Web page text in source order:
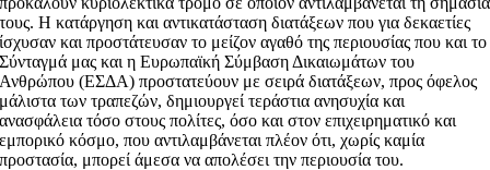
τους. Η κατάργηση και αντικατάσταση διατάξεων που για δεκαετίες
ίσχυσαν και προστάτευσαν το μείζον αγαθό της περιουσίας που και το
Σύνταγμά μας και η Ευρωπαϊκή Σύμβαση Δικαιωμάτων του
Ανθρώπου (ΕΣΔΑ) προστατεύουν με σειρά διατάξεων, προς όφελος
μάλιστα των τραπεζών, δημιουργεί τεράστια ανησυχία και
ανασφάλεια τόσο στους πολίτες, όσο και στον επιχειρηματικό και
εμπορικό κόσμο, που αντιλαμβάνεται πλέον ότι, χωρίς καμία
προστασία, μπορεί άμεσα να απολέσει την περιουσία του.